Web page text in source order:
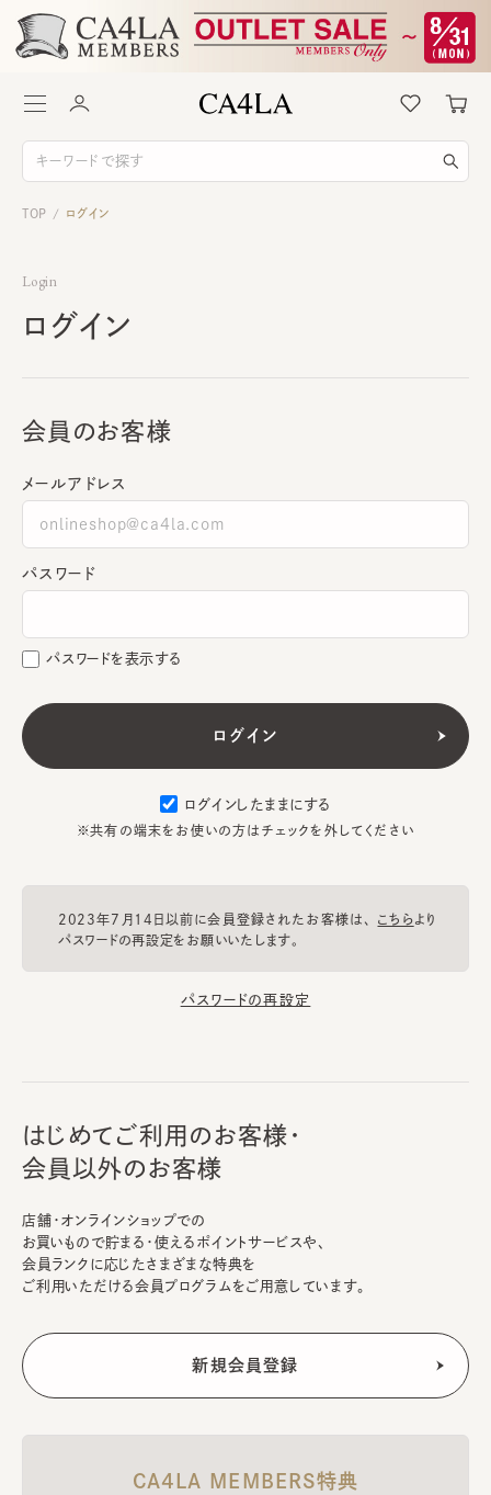
TOP / ログイン
Login
ログイン
会員のお客様
メールアドレス
パスワード
パスワードを表示する
ログインしたままにする
※共有の端末をお使いの方はチェックを外してください
2023年7月14日以前に会員登録されたお客様は、 こちらより
パスワードの再設定をお願いいたします。
パスワードの再設定
はじめてご利用のお客様・
会員以外のお客様
店舗・オンラインショップでの
お買いもので貯まる・使えるポイントサービスや、
会員ランクに応じたさまざまな特典を
ご利用いただける会員プログラムをご用意しています。
CA4LA MEMBERS特典